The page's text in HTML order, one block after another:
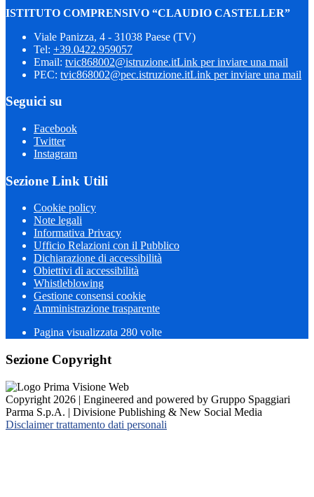
ISTITUTO COMPRENSIVO “CLAUDIO CASTELLER”
Viale Panizza, 4 - 31038 Paese (TV)
Tel: +39.0422.959057
Email: tvic868002@istruzione.itLink per inviare una mail
PEC: tvic868002@pec.istruzione.itLink per inviare una mail
Seguici su
Facebook
Twitter
Instagram
Sezione Link Utili
Cookie policy
Note legali
Informativa Privacy
Ufficio Relazioni con il Pubblico
Dichiarazione di accessibilità
Obiettivi di accessibilità
Whistleblowing
Gestione consensi cookie
Amministrazione trasparente
Pagina visualizzata 280 volte
Sezione Copyright
Copyright 2026 | Engineered and powered by Gruppo Spaggiari
Parma S.p.A. | Divisione Publishing & New Social Media
Disclaimer trattamento dati personali